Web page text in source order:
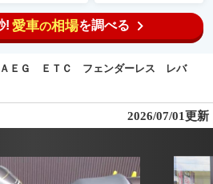
! 愛車の相場を調べる
ＡＥＧ ＥＴＣ フェンダーレス レバ
2026/07/01更新